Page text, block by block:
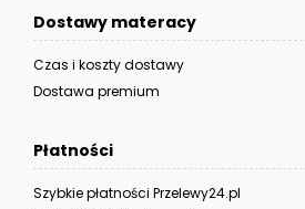
Dostawy materacy
Czas i koszty dostawy
Dostawa premium
Płatności
Szybkie płatności Przelewy24.pl